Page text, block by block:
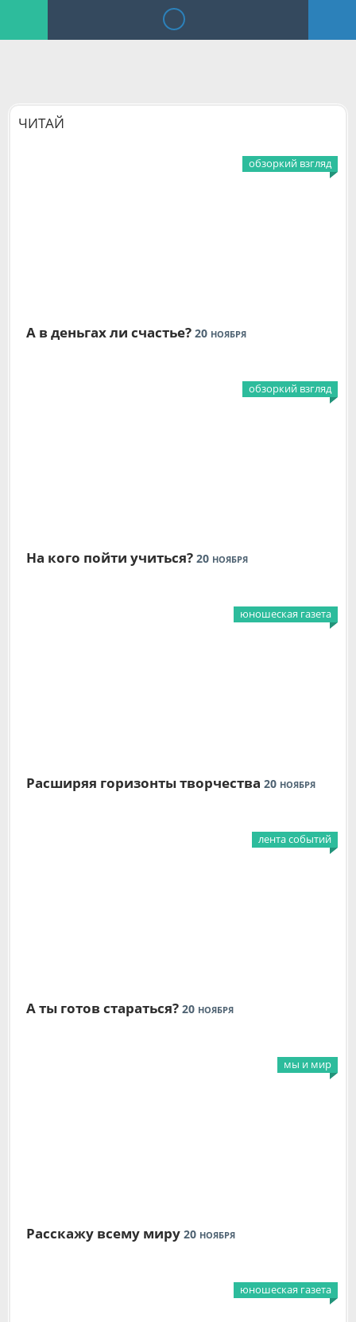
ЧИТАЙ
обзоркий взгляд
А в деньгах ли счастье? 20 НОЯБРЯ
обзоркий взгляд
На кого пойти учиться? 20 НОЯБРЯ
юношеская газета
Расширяя горизонты творчества 20 НОЯБРЯ
лента событий
А ты готов стараться? 20 НОЯБРЯ
мы и мир
Расскажу всему миру 20 НОЯБРЯ
юношеская газета